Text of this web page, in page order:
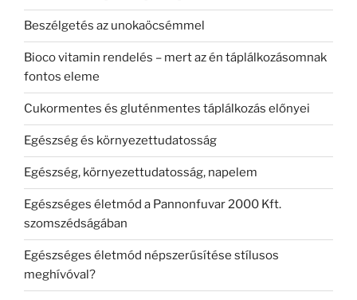
Beszélgetés az unokaöcsémmel
Bioco vitamin rendelés – mert az én táplálkozásomnak
fontos eleme
Cukormentes és gluténmentes táplálkozás előnyei
Egészség és környezettudatosság
Egészség, környezettudatosság, napelem
Egészséges életmód a Pannonfuvar 2000 Kft.
szomszédságában
Egészséges életmód népszerűsítése stílusos
meghívóval?